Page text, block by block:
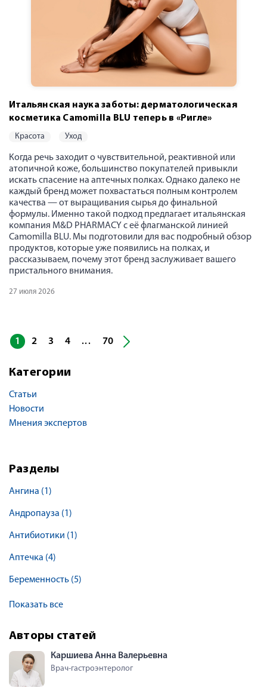
Итальянская наука заботы: дерматологическая
косметика Camomilla BLU теперь в «Ригле»
красота уход
Когда речь заходит о чувствительной, реактивной или
атопичной коже, большинство покупателей привыкли
искать спасение на аптечных полках. Однако далеко не
каждый бренд может похвастаться полным контролем
качества — от выращивания сырья до финальной
формулы. Именно такой подход предлагает итальянская
компания M&D PHARMACY с её флагманской линией
Camomilla BLU. Мы подготовили для вас подробный обзор
продуктов, которые уже появились на полках, и
рассказываем, почему этот бренд заслуживает вашего
пристального внимания.
27 июля 2026
1 2 3 4 ... 70
Категории
Статьи
Новости
Мнения экспертов
Разделы
Ангина (1)
Андропауза (1)
Антибиотики (1)
Аптечка (4)
Беременность (5)
Показать все
Авторы статей
Каршиева Анна Валерьевна
Врач-гастроэнтеролог